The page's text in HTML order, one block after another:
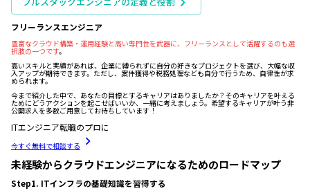
フリーランスエンジニア
豊富なクラウド構築・運用経験と高い専門性を武器に、フリーランスとして活躍するのも選
択肢の一つです。
高いスキルと実績があれば、企業に縛られずに自分の好きなプロジェクトを選び、大幅な収
入アップが期待できます。ただし、案件獲得や税務処理なども自分で行うため、自律性が求
められます。
今まで紹介した中で、あなたの目標とするキャリアはありましたか？そのキャリアを叶える
ためにどうアクションを起こせばいいか、一緒に考えましょう。希望するキャリアが叶う非
公開求人を多数ご用意してお待ちしています！
ITエンジニア転職のプロに
今すぐ無料で相談する
未経験からクラウドエンジニアになるためのロードマップ
Step1. ITインフラの基礎知識を習得する